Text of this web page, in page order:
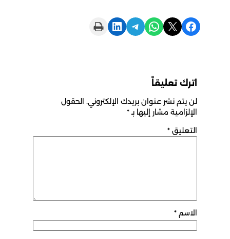
Share on Facebook
Share on X
Share on WhatsApp
Share on Telegram
Share on LinkedIn
Print this Page
اترك تعليقاً
لن يتم نشر عنوان بريدك الإلكتروني. الحقول
الإلزامية مشار إليها بـ*
التعليق *
الاسم *